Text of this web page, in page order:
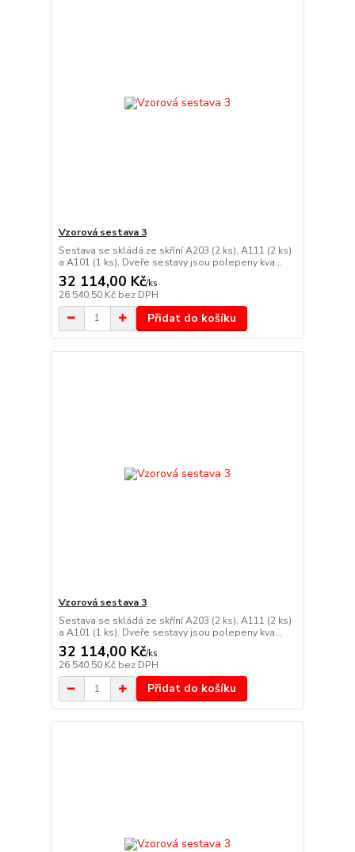
Vzorová sestava 3
Sestava se skládá ze skříní A203 (2 ks), A111 (2 ks)
a A101 (1 ks). Dveře sestavy jsou polepeny kva...
32 114,00 Kč/ks
26 540,50 Kč bez DPH
Přidat do košíku
Vzorová sestava 3
Sestava se skládá ze skříní A203 (2 ks), A111 (2 ks)
a A101 (1 ks). Dveře sestavy jsou polepeny kva...
32 114,00 Kč/ks
26 540,50 Kč bez DPH
Přidat do košíku